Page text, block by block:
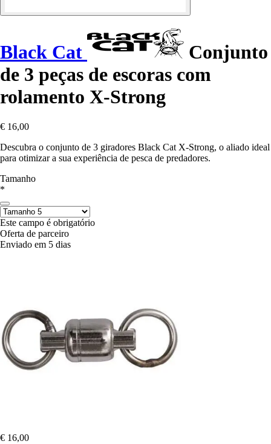
Black Cat
Conjunto
de 3 peças de escoras com
rolamento X-Strong
€ 16,00
Descubra o conjunto de 3 giradores Black Cat X-Strong, o aliado ideal
para otimizar a sua experiência de pesca de predadores.
Tamanho
*
Este campo é obrigatório
Oferta de parceiro
Enviado em 5 dias
€ 16,00